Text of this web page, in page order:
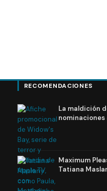
RECOMENDACIONES
La maldición
nominaciones
Maximum
Tatiana